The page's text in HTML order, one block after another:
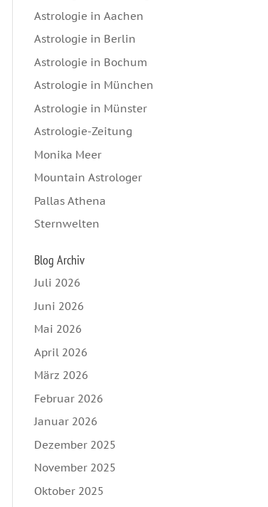
Astrologie in Aachen
Astrologie in Berlin
Astrologie in Bochum
Astrologie in München
Astrologie in Münster
Astrologie-Zeitung
Monika Meer
Mountain Astrologer
Pallas Athena
Sternwelten
Blog Archiv
Juli 2026
Juni 2026
Mai 2026
April 2026
März 2026
Februar 2026
Januar 2026
Dezember 2025
November 2025
Oktober 2025